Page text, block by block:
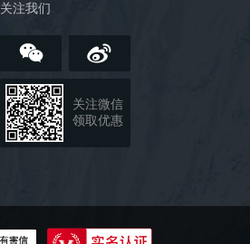
关注我们
关注微信
领取优惠